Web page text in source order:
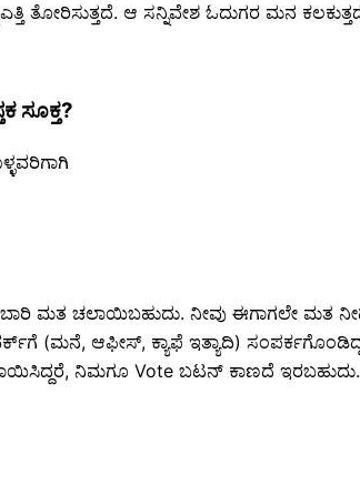
ತೋರಿಸುತ್ತದೆ. ಆ ಸನ್ನಿವೇಶ ಓದುಗರ ಮನ
ಸೂಕ್ತ?
ಬಾರಿ ಮತ ಚಲಾಯಿಬಹುದು. ನೀವು ಈಗಾಗಲೇ ಮತ
(ಮನೆ, ಆಫೀಸ್, ಕ್ಯಾಫೆ ಇತ್ಯಾದಿ)
ನಿಮಗೂ Vote ಬಟನ್ ಕಾಣದೆ